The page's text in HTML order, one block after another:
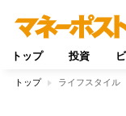
トップ 投資
トップ ライフスタイル